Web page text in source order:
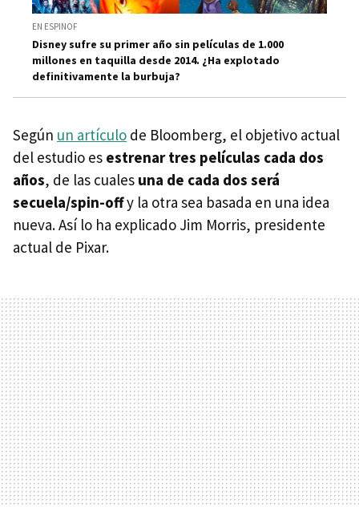
EN ESPINOF
Disney sufre su primer año sin películas de 1.000
millones en taquilla desde 2014. ¿Ha explotado
definitivamente la burbuja?
Según un artículo de Bloomberg, el objetivo actual
del estudio es estrenar tres películas cada dos
años, de las cuales una de cada dos será
secuela/spin-offy la otra sea basada en una idea
nueva. Así lo ha explicado Jim Morris, presidente
actual de Pixar.